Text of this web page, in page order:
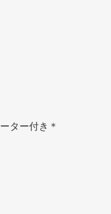
ター付き＊